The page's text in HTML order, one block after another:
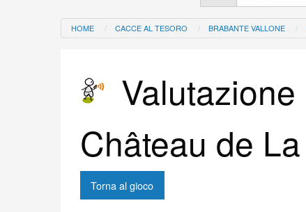
HOME CACCE AL TESORO BRABANTE VALLONE
Château de
Torna al gioco